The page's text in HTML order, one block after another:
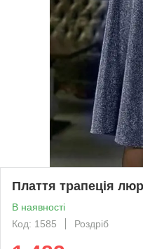
Плаття трапеція
В наявності
Код: 1585
Роздріб